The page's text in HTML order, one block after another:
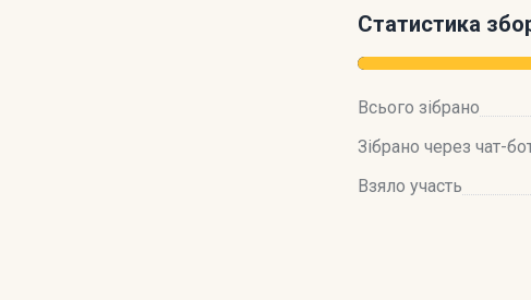
Статистика
Всього зібрано
Зібрано через чат-
Взяло участь